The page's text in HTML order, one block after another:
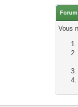
Vous